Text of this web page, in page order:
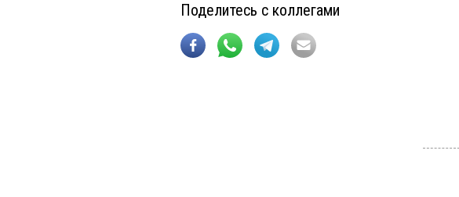
Поделитесь с коллегами